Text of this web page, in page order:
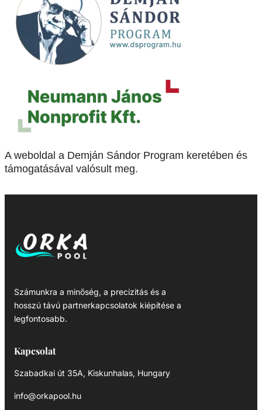
A weboldal a Demján Sándor Program keretében és
támogatásával valósult meg.
Számunkra a minőség, a precizitás és a
hosszú távú partnerkapcsolatok kiépítése a
legfontosabb.
Kapcsolat
Szabadkai út 35A, Kiskunhalas, Hungary
info@orkapool.hu